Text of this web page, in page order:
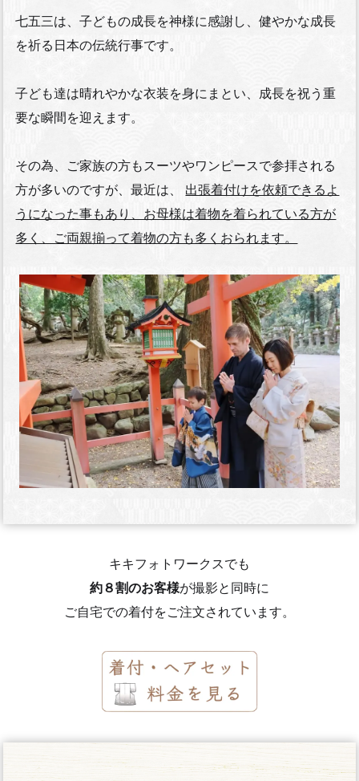
七五三は、子どもの成長を神様に感謝し、健やかな成長
を祈る日本の伝統行事です。
子ども達は晴れやかな衣装を身にまとい、成長を祝う重
要な瞬間を迎えます。
その為、ご家族の方もスーツやワンピースで参拝される
方が多いのですが、最近は、 出張着付けを依頼できるよ
うになった事もあり、お母様は着物を着られている方が
多く、ご両親揃って着物の方も多くおられます。
キキフォトワークスでも
約８割のお客様が撮影と同時に
ご自宅での着付をご注文されています。